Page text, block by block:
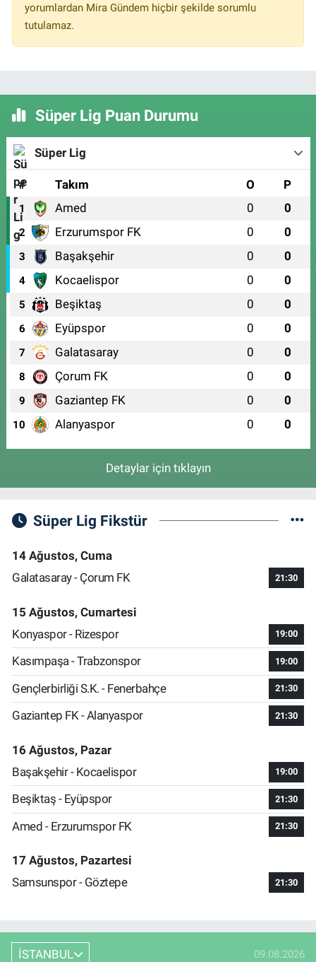
yorumlardan Mira Gündem hiçbir şekilde sorumlu
tutulamaz.
Süper Lig Puan Durumu
Süper Lig
# Takım O P
1 Amed 0 0
2 Erzurumspor FK 0 0
3 Başakşehir 0 0
4 Kocaelispor 0 0
5 Beşiktaş 0 0
6 Eyüpspor 0 0
7 Galatasaray 0 0
8 Çorum FK 0 0
9 Gaziantep FK 0 0
10 Alanyaspor 0 0
Detaylar için tıklayın
Süper Lig Fikstür
14 Ağustos, Cuma
Galatasaray - Çorum FK
21:30
15 Ağustos, Cumartesi
Konyaspor - Rizespor
19:00
Kasımpaşa - Trabzonspor 19:00
Gençlerbirliği S.K. - Fenerbahçe 21:30
Gaziantep FK - Alanyaspor 21:30
16 Ağustos, Pazar
Başakşehir - Kocaelispor
19:00
Beşiktaş - Eyüpspor 21:30
Amed - Erzurumspor FK 21:30
17 Ağustos, Pazartesi
Samsunspor - Göztepe
21:30
İSTANBUL 09.08.2026